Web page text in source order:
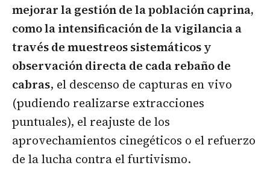
mejorar la gestión de la población caprina,
como la intensificación de la vigilancia a
través de muestreos sistemáticos y
observación directa de cada rebaño de
cabras, el descenso de capturas en vivo
(pudiendo realizarse extracciones
puntuales), el reajuste de los
aprovechamientos cinegéticos o el refuerzo
de la lucha contra el furtivismo.